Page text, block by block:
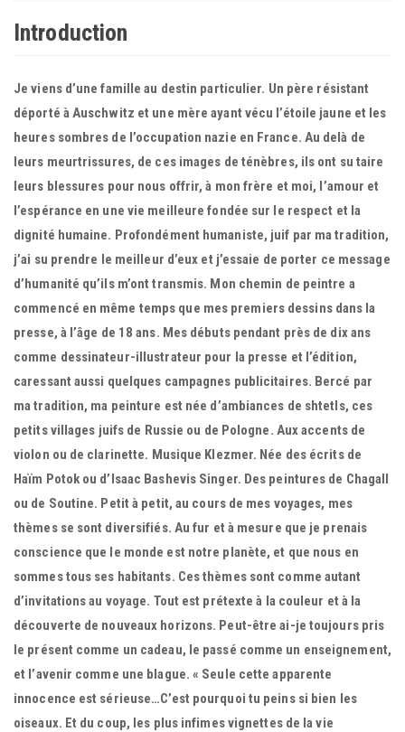
Introduction
Je viens d’une famille au destin particulier. Un père résistant
déporté à Auschwitz et une mère ayant vécu l’étoile jaune et les
heures sombres de l’occupation nazie en France. Au delà de
leurs meurtrissures, de ces images de ténèbres, ils ont su taire
leurs blessures pour nous offrir, à mon frère et moi, l’amour et
l’espérance en une vie meilleure fondée sur le respect et la
dignité humaine. Profondément humaniste, juif par ma tradition,
j’ai su prendre le meilleur d’eux et j’essaie de porter ce message
d’humanité qu’ils m’ont transmis. Mon chemin de peintre a
commencé en même temps que mes premiers dessins dans la
presse, à l’âge de 18 ans. Mes débuts pendant près de dix ans
comme dessinateur-illustrateur pour la presse et l’édition,
caressant aussi quelques campagnes publicitaires. Bercé par
ma tradition, ma peinture est née d’ambiances de shtetls, ces
petits villages juifs de Russie ou de Pologne. Aux accents de
violon ou de clarinette. Musique Klezmer. Née des écrits de
Haïm Potok ou d’Isaac Bashevis Singer. Des peintures de Chagall
ou de Soutine. Petit à petit, au cours de mes voyages, mes
thèmes se sont diversifiés. Au fur et à mesure que je prenais
conscience que le monde est notre planète, et que nous en
sommes tous ses habitants. Ces thèmes sont comme autant
d’invitations au voyage. Tout est prétexte à la couleur et à la
découverte de nouveaux horizons. Peut-être ai-je toujours pris
le présent comme un cadeau, le passé comme un enseignement,
et l’avenir comme une blague. « Seule cette apparente
innocence est sérieuse…C’est pourquoi tu peins si bien les
oiseaux. Et du coup, les plus infimes vignettes de la vie